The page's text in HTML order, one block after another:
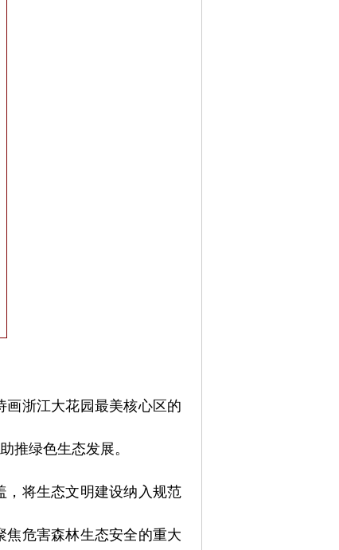
画浙江大花园最美核心区的
推绿色生态发展。
，将生态文明建设纳入规范
危害森林生态安全的重大